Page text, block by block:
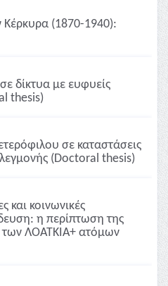
Κέρκυρα (1870-1940):
δίκτυα με ευφυείς
thesis)
σε καταστάσεις
(Doctoral thesis)
και κοινωνικές
η περίπτωση της
των ΛΟΑΤΚΙΑ+ ατόμων